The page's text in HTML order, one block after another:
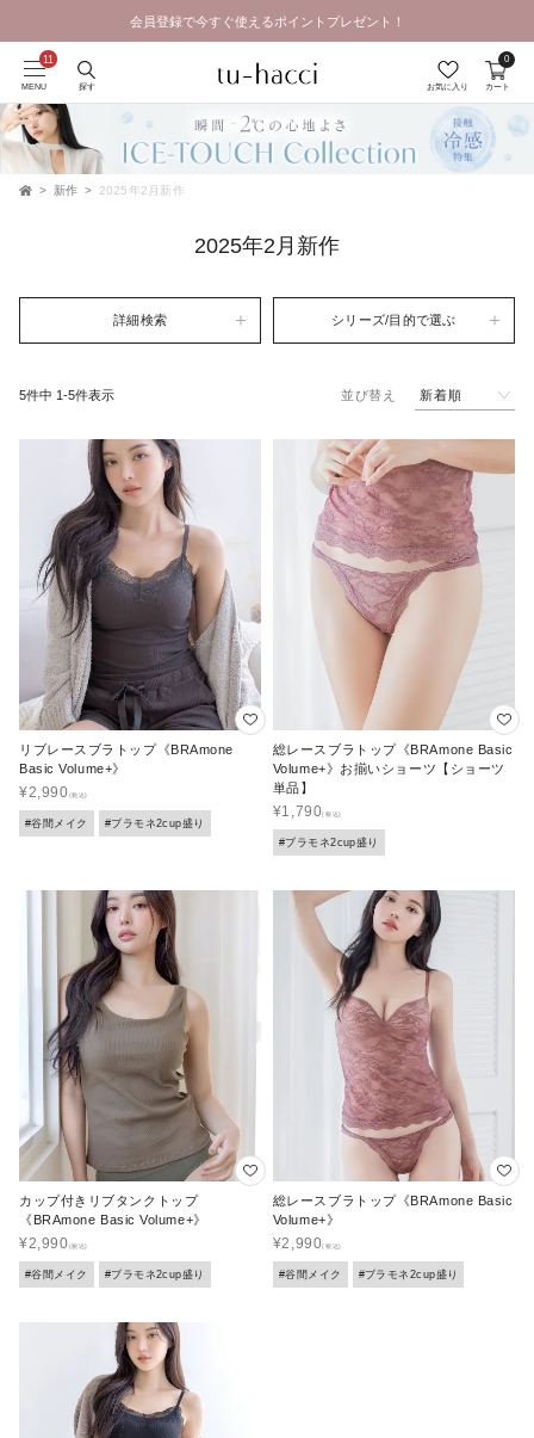
会員登録で今すぐ使えるポイントプレゼント！
MENU 探す お気に入り カート
0
新作 2025年2月新作
2025年2月新作
詳細検索 シリーズ/目的で選ぶ
並び替え 新着順
5件中 1-5件表示
リブレースブラトップ《BRAmone
Basic Volume+》
¥2,990
#谷間メイク #ブラモネ2cup盛り
総レースブラトップ《BRAmone Basic
Volume+》お揃いショーツ【ショーツ
単品】
¥1,790
#ブラモネ2cup盛り
カップ付きリブタンクトップ
《BRAmone Basic Volume+》
¥2,990
#谷間メイク #ブラモネ2cup盛り
総レースブラトップ《BRAmone Basic
Volume+》
¥2,990
#谷間メイク #ブラモネ2cup盛り